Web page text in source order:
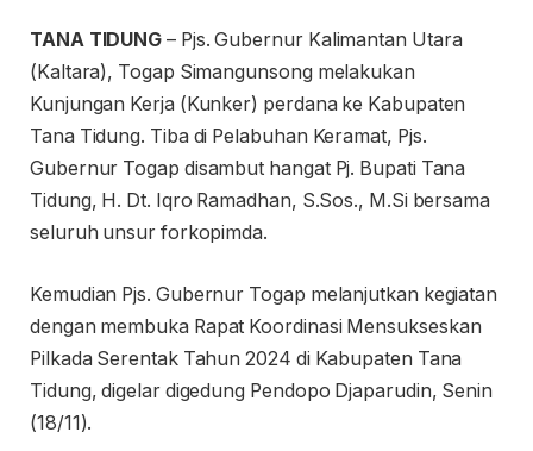
TANA TIDUNG – Pjs. Gubernur Kalimantan Utara
(Kaltara), Togap Simangunsong melakukan
Kunjungan Kerja (Kunker) perdana ke Kabupaten
Tana Tidung. Tiba di Pelabuhan Keramat, Pjs.
Gubernur Togap disambut hangat Pj. Bupati Tana
Tidung, H. Dt. Iqro Ramadhan, S.Sos., M.Si bersama
seluruh unsur forkopimda.
Kemudian Pjs. Gubernur Togap melanjutkan kegiatan
dengan membuka Rapat Koordinasi Mensukseskan
Pilkada Serentak Tahun 2024 di Kabupaten Tana
Tidung, digelar digedung Pendopo Djaparudin, Senin
(18/11).